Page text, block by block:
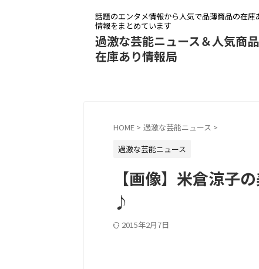
話題のエンタメ情報から人気で品薄商品の在庫
情報をまとめています
過激な芸能ニュース＆人気商
在庫あり情報局
HOME > 過激な芸能ニュース >
過激な芸能ニュース
【画像】米倉涼子
♪
2015年2月7日